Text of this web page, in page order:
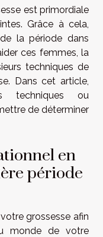
est primordiale
Grâce à cela,
la période dans
ces femmes, la
techniques de
Dans cet article,
techniques ou
de déterminer
en
période
grossesse afin
monde de votre